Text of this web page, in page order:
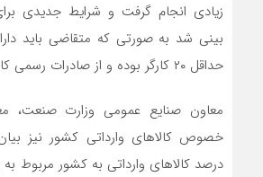
زیادی انجام گرفت و شرایط جدیدی
بینی شد به صورتی که متقاضی باید
حداقل ۲۰ کارگر بوده و از صادرات رسمی کالا برخوردار باشد.
معاون صنایع عمومی وزارت صنعت،
درصد کالاهای وارداتی به کشور مربوط به